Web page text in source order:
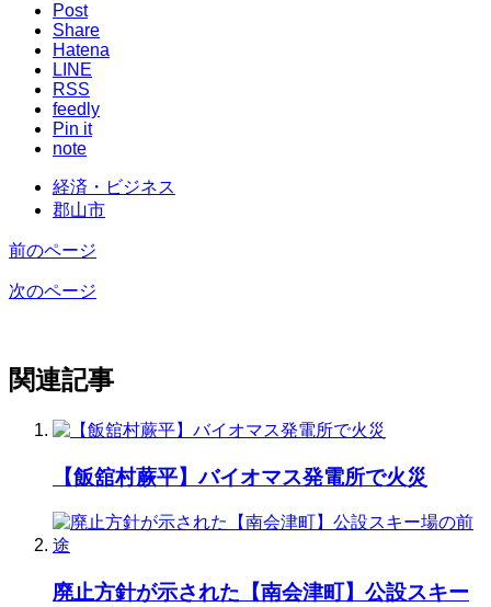
Post
Share
Hatena
LINE
RSS
feedly
Pin it
note
経済・ビジネス
郡山市
前のページ
次のページ
関連記事
【飯舘村蕨平】バイオマス発電所で火災
廃止方針が示された【南会津町】公設スキー